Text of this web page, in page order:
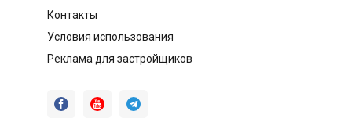
Контакты
Условия использования
Реклама для застройщиков
  